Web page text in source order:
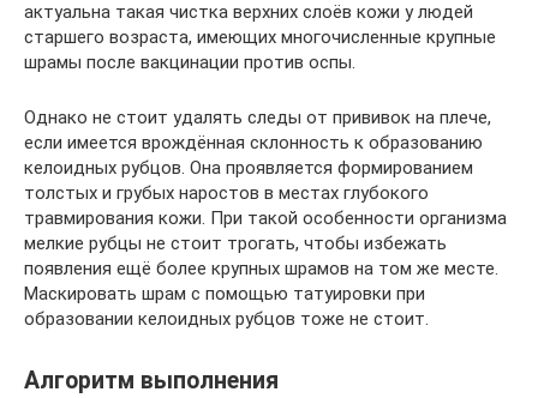
актуальна такая чистка верхних слоёв кожи у людей
старшего возраста, имеющих многочисленные крупные
шрамы после вакцинации против оспы.
Однако не стоит удалять следы от прививок на плече,
если имеется врождённая склонность к образованию
келоидных рубцов. Она проявляется формированием
толстых и грубых наростов в местах глубокого
травмирования кожи. При такой особенности организма
мелкие рубцы не стоит трогать, чтобы избежать
появления ещё более крупных шрамов на том же месте.
Маскировать шрам с помощью татуировки при
образовании келоидных рубцов тоже не стоит.
Алгоритм выполнения